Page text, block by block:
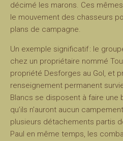
décimé les marons. Ces
le mouvement des chasseurs
plans de campagne.
Un exemple significatif : le
chez un propriétaire nommé
propriété Desforges au Gol, et
renseignement permanent
Blancs se disposent à faire une
qu’ils n’auront aucun
plusieurs détachements partis
Paul en même temps, les